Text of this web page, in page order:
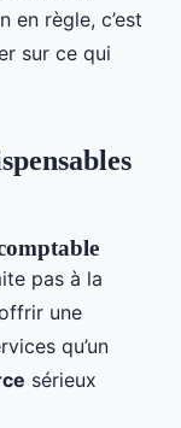
en règle, c’est
sur ce qui
pas à la
une
qu’un
sérieux